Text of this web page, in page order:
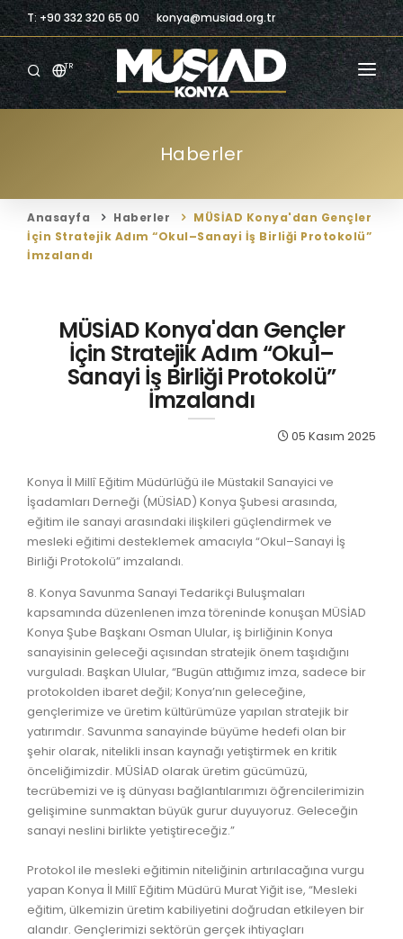
T: +90 332 320 65 00 konya@musiad.org.tr
TR
ANASAYFA
ÜYELERIMIZ
BILGI MERKEZI
TICARI FIRSATLAR
Haberler
Anasayfa Haberler
MÜSİAD Konya'dan Gençler
İçin Stratejik Adım “Okul–Sanayi İş Birliği Protokolü”
İmzalandı
MÜSİAD Konya'dan Gençler
İçin Stratejik Adım “Okul–
Sanayi İş Birliği Protokolü”
İmzalandı
05 Kasım 2025
Konya İl Millî Eğitim Müdürlüğü ile Müstakil Sanayici ve
İşadamları Derneği (MÜSİAD) Konya Şubesi arasında,
eğitim ile sanayi arasındaki ilişkileri güçlendirmek ve
mesleki eğitimi desteklemek amacıyla “Okul–Sanayi İş
Birliği Protokolü” imzalandı.
8. Konya Savunma Sanayi Tedarikçi Buluşmaları
kapsamında düzenlenen imza töreninde konuşan MÜSİAD
Konya Şube Başkanı Osman Ulular, iş birliğinin Konya
sanayisinin geleceği açısından stratejik önem taşıdığını
vurguladı. Başkan Ulular, “Bugün attığımız imza, sadece bir
protokolden ibaret değil; Konya’nın geleceğine,
gençlerimize ve üretim kültürümüze yapılan stratejik bir
yatırımdır. Savunma sanayinde büyüme hedefi olan bir
şehir olarak, nitelikli insan kaynağı yetiştirmek en kritik
önceliğimizdir. MÜSİAD olarak üretim gücümüzü,
tecrübemizi ve iş dünyası bağlantılarımızı öğrencilerimizin
gelişimine sunmaktan büyük gurur duyuyoruz. Geleceğin
sanayi neslini birlikte yetiştireceğiz.”
Protokol ile mesleki eğitimin niteliğinin artırılacağına vurgu
yapan Konya İl Millî Eğitim Müdürü Murat Yiğit ise, “Mesleki
eğitim, ülkemizin üretim kabiliyetini doğrudan etkileyen bir
alandır. Gençlerimizi sektörün gerçek ihtiyaçları